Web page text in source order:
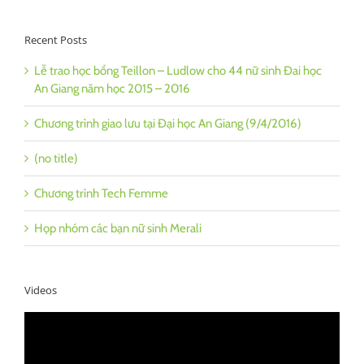
Recent Posts
Lễ trao học bổng Teillon – Ludlow cho 44 nữ sinh Đai học
An Giang năm học 2015 – 2016
Chương trình giao lưu tại Đại học An Giang (9/4/2016)
(no title)
Chương trình Tech Femme
Họp nhóm các bạn nữ sinh Merali
Videos